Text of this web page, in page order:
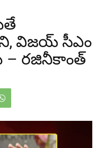
విజయ్‌ సీఎం
రజినీకాంత్